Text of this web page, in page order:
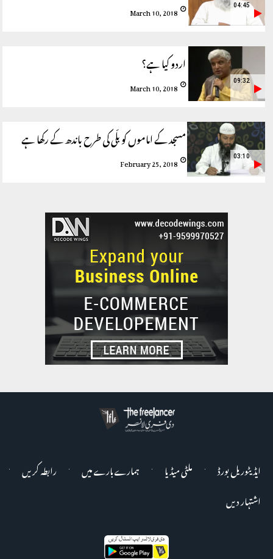
March 10, 2018 04:45
اردو کیا ہے؟
March 10, 2018 09:32
مسجد کے اماموں کو بلّی کی طرح باندھ کے رکھا ہے
February 25, 2018 03:10
ایڈیٹوریل بورڈ ملٹی میڈیا ہمارے بارے میں
رابطہ کریں
اشتہار دیں